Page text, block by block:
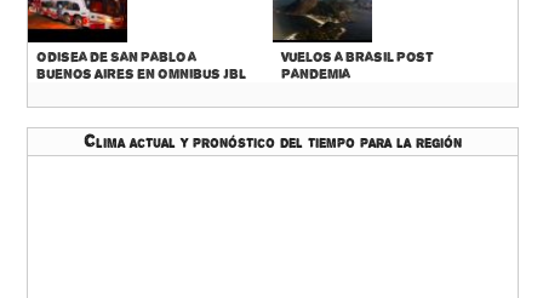
Odisea de San Pablo a
Buenos Aires en Omnibus JBL
Vuelos a Brasil Post
Pandemia
Clima actual y pronóstico del tiempo para la región